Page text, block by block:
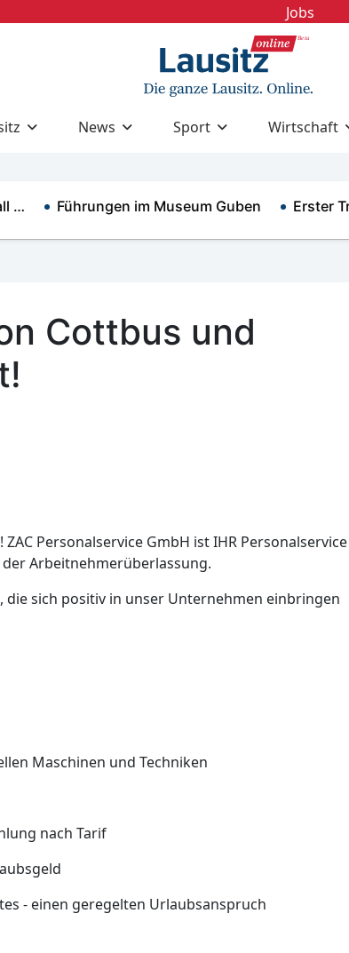
Jobs
News Sport Wirtschaft
Führungen im Museum Guben Erster
Cottbus und
ZAC Personalservice GmbH ist IHR Personalservice
Arbeitnehmerüberlassung.
sich positiv in unser Unternehmen einbringen
Maschinen und Techniken
nach Tarif
- einen geregelten Urlaubsanspruch